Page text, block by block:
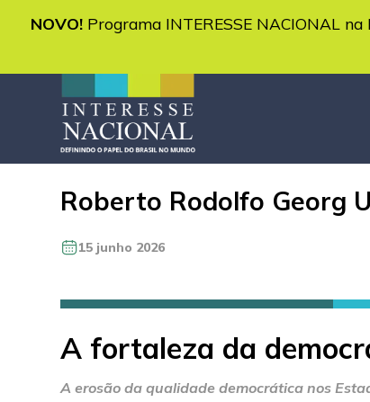
NOVO! Programa INTERESSE NACIONAL
Roberto Rodolfo Georg
15 junho 2026
A fortaleza da
A erosão da qualidade democrática nos